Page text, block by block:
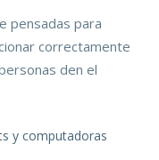
pensadas para
correctamente
den el
y computadoras